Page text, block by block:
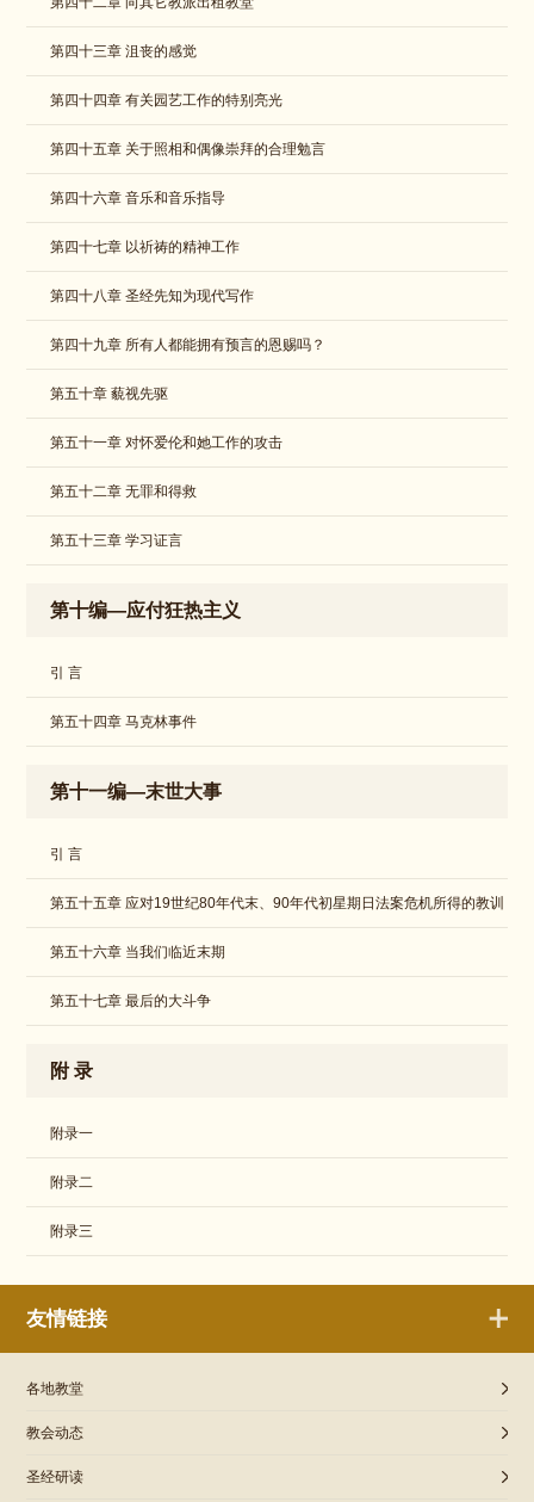
第四十三章 沮丧的感觉
第四十四章 有关园艺工作的特别亮光
第四十五章 关于照相和偶像崇拜的合理勉言
第四十六章 音乐和音乐指导
第四十七章 以祈祷的精神工作
第四十八章 圣经先知为现代写作
第四十九章 所有人都能拥有预言的恩赐吗？
第五十章 藐视先驱
第五十一章 对怀爱伦和她工作的攻击
第五十二章 无罪和得救
第五十三章 学习证言
第十编—应付狂热主义
引 言
​第五十四章 马克林事件
第十一编—末世大事
引 言
第五十五章 应对19世纪80年代末、90年代初星期日法案危机所得的教训
第五十六章 当我们临近末期
第五十七章 最后的大斗争
附 录
附录一
附录二
附录三
友情链接
各地教堂
教会动态
圣经研读